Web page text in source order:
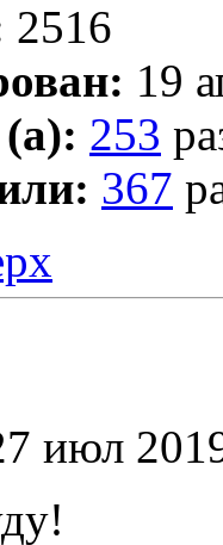
2516
19
253
367
июл